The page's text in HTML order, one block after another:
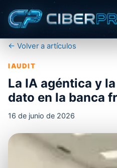
← Volver a artículos
IAUDIT
La IA agéntica y
dato en la banca
16 de junio de 2026